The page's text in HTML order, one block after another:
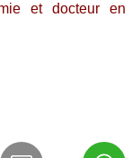
et docteur en